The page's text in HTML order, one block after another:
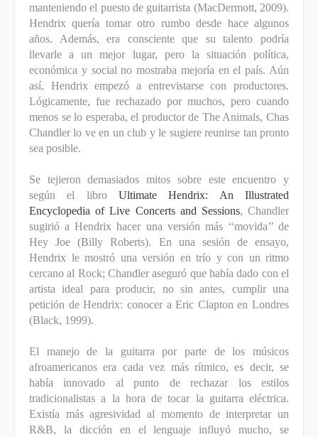
manteniendo el puesto de guitarrista (MacDermott, 2009).
Hendrix quería tomar otro rumbo desde hace algunos
años. Además, era consciente que su talento podría
llevarle a un mejor lugar, pero la situación política,
económica y social no mostraba mejoría en el país. Aún
así, Hendrix empezó a entrevistarse con productores.
Lógicamente, fue rechazado por muchos, pero cuando
menos se lo esperaba, el productor de The Animals, Chas
Chandler lo ve en un club y le sugiere reunirse tan pronto
sea posible.
Se tejieron demasiados mitos sobre este encuentro y
según el libro Ultimate Hendrix: An Illustrated
Encyclopedia of Live Concerts and Sessions, Chandler
sugirió a Hendrix hacer una versión más ‘‘movida’’ de
Hey Joe (Billy Roberts). En una sesión de ensayo,
Hendrix le mostró una versión en trío y con un ritmo
cercano al Rock; Chandler aseguró que había dado con el
artista ideal para producir, no sin antes, cumplir una
petición de Hendrix: conocer a Eric Clapton en Londres
(Black, 1999).
El manejo de la guitarra por parte de los músicos
afroamericanos era cada vez más rítmico, es decir, se
había innovado al punto de rechazar los estilos
tradicionalistas a la hora de tocar la guitarra eléctrica.
Existía más agresividad al momento de interpretar un
R&B, la dicción en el lenguaje influyó mucho, se